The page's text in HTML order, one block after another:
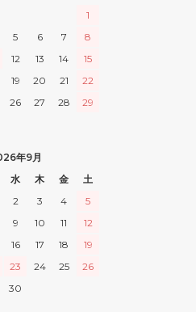
1
5 6 7
8
12 13 14
15
19 20 21
22
26 27 28
29
年9月
水 木 金
土
2 3 4
5
9 10 11
12
16 17 18
19
23 24 25
26
30